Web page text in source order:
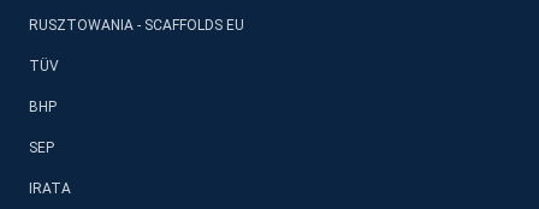
RUSZTOWANIA - SCAFFOLDS EU
TÜV
BHP
SEP
IRATA